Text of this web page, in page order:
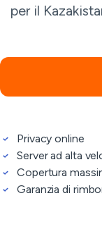
per il
Privacy online
Server ad alta
Copertura
Garanzia di